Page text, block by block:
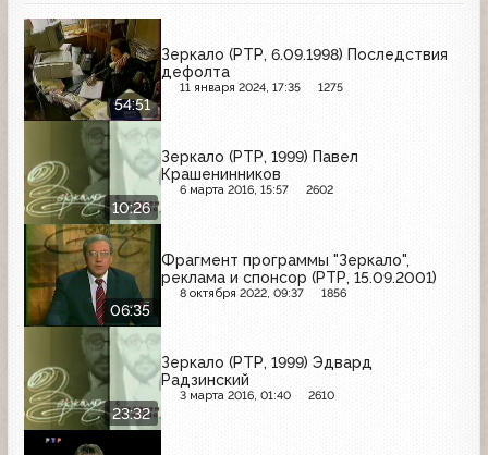
54:51
Зеркало (РТР, 6.09.1998) Последствия
дефолта
11 января 2024, 17:35 1275
10:26
Зеркало (РТР, 1999) Павел
Крашенинников
6 марта 2016, 15:57 2602
06:35
Фрагмент программы "Зеркало",
реклама и спонсор (РТР, 15.09.2001)
8 октября 2022, 09:37 1856
23:32
Зеркало (РТР, 1999) Эдвард
Радзинский
3 марта 2016, 01:40 2610